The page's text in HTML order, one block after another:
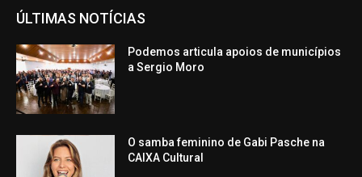
ÚLTIMAS NOTÍCIAS
Podemos articula apoios de municípios
a Sergio Moro
O samba feminino de Gabi Pasche na
CAIXA Cultural